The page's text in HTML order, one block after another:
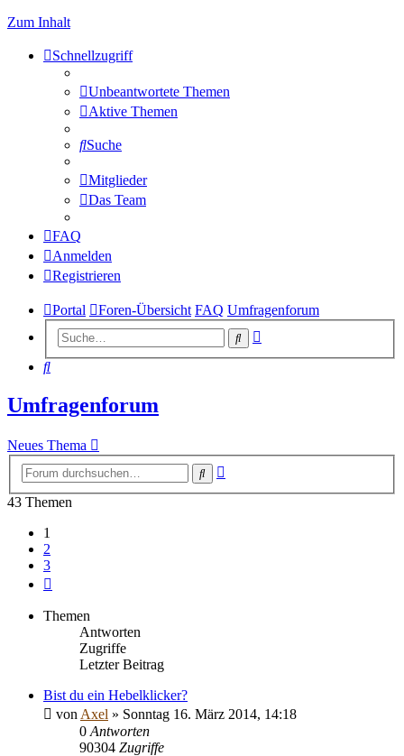
Zum Inhalt
Schnellzugriff
Unbeantwortete Themen
Aktive Themen
Suche
Mitglieder
Das Team
FAQ
Anmelden
Registrieren
Portal Foren-Übersicht FAQ Umfragenforum
Suche
Suche
Umfragenforum
Neues Thema
Suche
43 Themen
1
2
3
Themen
Antworten
Zugriffe
Letzter Beitrag
Bist du ein Hebelklicker?
von Axel » Sonntag 16. März 2014, 14:18
0 Antworten
90304 Zugriffe